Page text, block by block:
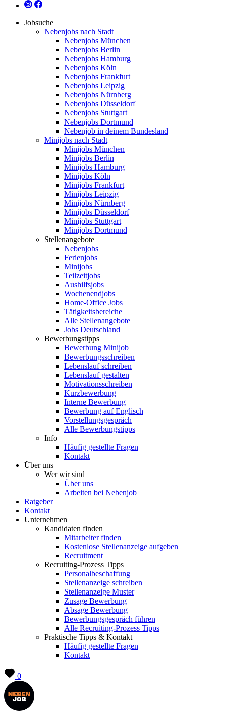
Jobsuche
Nebenjobs nach Stadt
Nebenjobs München
Nebenjobs Berlin
Nebenjobs Hamburg
Nebenjobs Köln
Nebenjobs Frankfurt
Nebenjobs Leipzig
Nebenjobs Nürnberg
Nebenjobs Düsseldorf
Nebenjobs Stuttgart
Nebenjobs Dortmund
Nebenjob in deinem Bundesland
Minijobs nach Stadt
Minijobs München
Minijobs Berlin
Minijobs Hamburg
Minijobs Köln
Minijobs Frankfurt
Minijobs Leipzig
Minijobs Nürnberg
Minijobs Düsseldorf
Minijobs Stuttgart
Minijobs Dortmund
Stellenangebote
Nebenjobs
Ferienjobs
Minijobs
Teilzeitjobs
Aushilfsjobs
Wochenendjobs
Home-Office Jobs
Tätigkeitsbereiche
Alle Stellenangebote
Jobs Deutschland
Bewerbungstipps
Bewerbung Minijob
Bewerbungsschreiben
Lebenslauf schreiben
Lebenslauf gestalten
Motivationsschreiben
Kurzbewerbung
Interne Bewerbung
Bewerbung auf Englisch
Vorstellungsgespräch
Alle Bewerbungstipps
Info
Häufig gestellte Fragen
Kontakt
Über uns
Wer wir sind
Über uns
Arbeiten bei Nebenjob
Ratgeber
Kontakt
Unternehmen
Kandidaten finden
Mitarbeiter finden
Kostenlose Stellenanzeige aufgeben
Recruitment
Recruiting-Prozess Tipps
Personalbeschaffung
Stellenanzeige schreiben
Stellenanzeige Muster
Zusage Bewerbung
Absage Bewerbung
Bewerbungsgespräch führen
Alle Recruiting-Prozess Tipps
Praktische Tipps & Kontakt
Häufig gestellte Fragen
Kontakt
0